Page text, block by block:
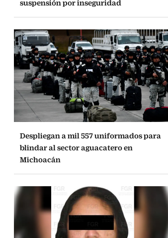
suspensión por inseguridad
Despliegan a mil 557 uniformados para
blindar al sector aguacatero en
Michoacán